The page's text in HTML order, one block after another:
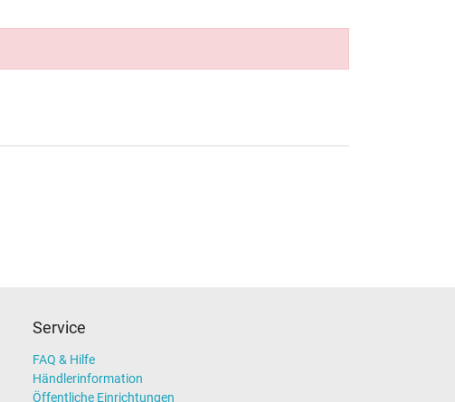
Service
FAQ & Hilfe
Händlerinformation
Öffentliche Einrichtungen